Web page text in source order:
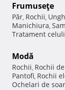
Frumuseţe
Păr, Rochii,
Manichiura,
Tratament
Modă
Rochii, Rochii
Pantofi, Rochii
Ochelari de